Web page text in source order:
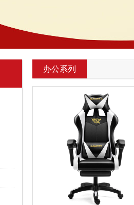
办公系列